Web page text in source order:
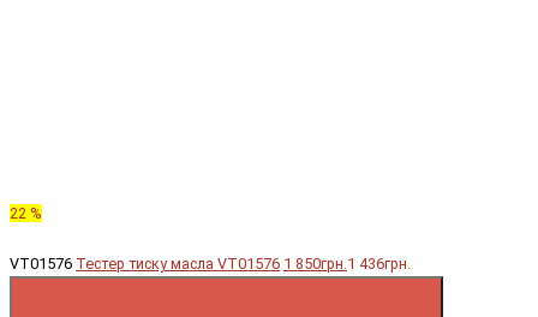
22 %
VT01576 Тестер тиску масла VT01576 1 850грн.1 436грн.